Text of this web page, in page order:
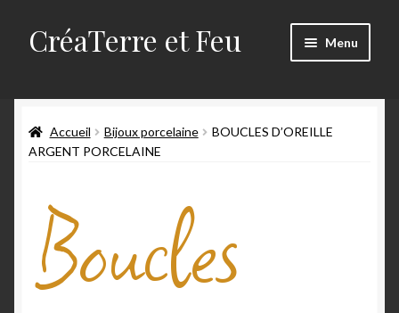
CréaTerre et Feu Menu
Blog
Mon compte
Mon travail
Accueil Bijoux porcelaine
BOUCLES D’OREILLE
ARGENT PORCELAINE
Boucles